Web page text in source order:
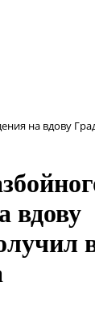
на вдову
вдову